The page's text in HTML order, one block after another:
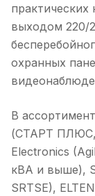
практических
выходом 220/
охранных
В
(СТАРТ
Electronics
кВА и выше),
SRTSE),